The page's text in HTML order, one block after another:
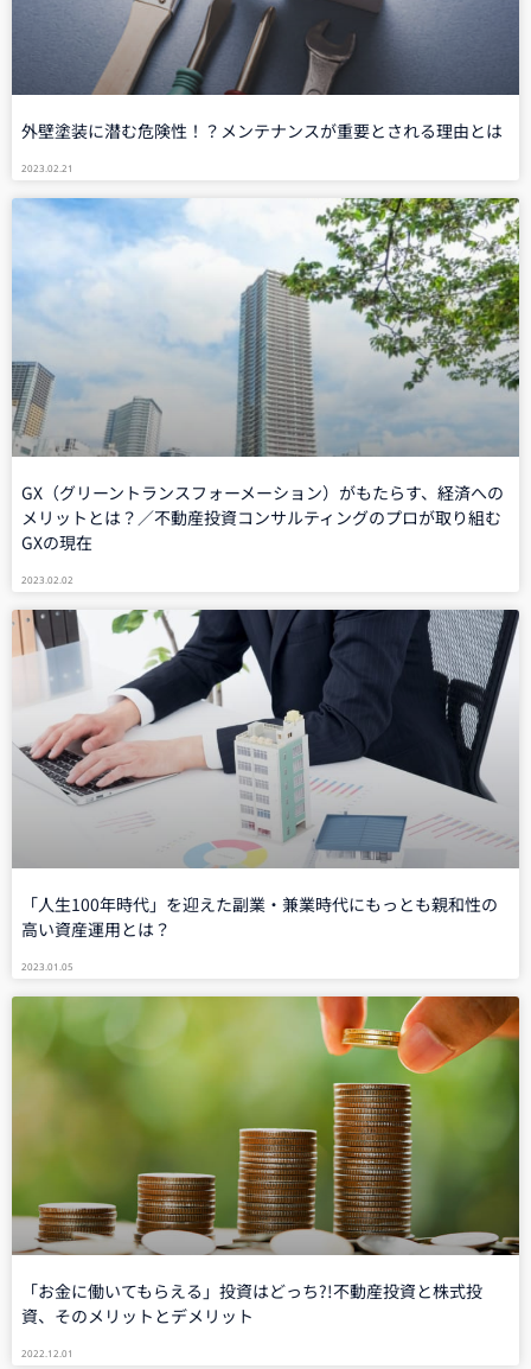
外壁塗装に潜む危険性！？メンテナンスが重要とされる理由とは
2023.02.21
GX（グリーントランスフォーメーション）がもたらす、経済への
メリットとは？／不動産投資コンサルティングのプロが取り組む
GXの現在
2023.02.02
「人生100年時代」を迎えた副業・兼業時代にもっとも親和性の
高い資産運用とは？
2023.01.05
「お金に働いてもらえる」投資はどっち?!不動産投資と株式投
資、そのメリットとデメリット
2022.12.01